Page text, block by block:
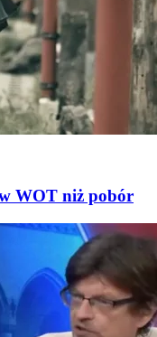
WOT niż pobór